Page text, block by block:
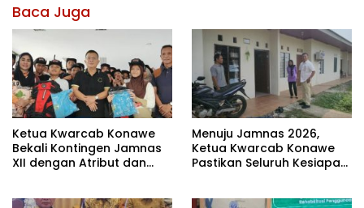
Baca Juga
Ketua Kwarcab Konawe
Bekali Kontingen Jamnas
XII dengan Atribut dan
Menuju Jamnas 2026,
Ketua Kwarcab Konawe
Pastikan Seluruh Kesiapan